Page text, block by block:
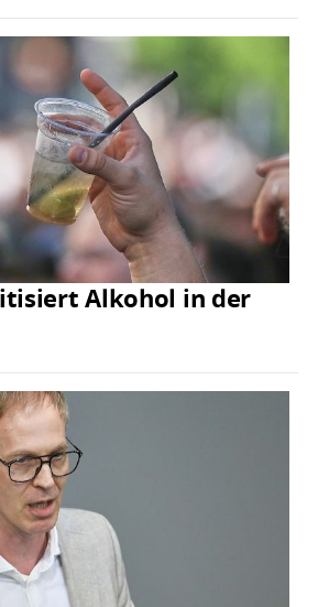
Alkohol in der